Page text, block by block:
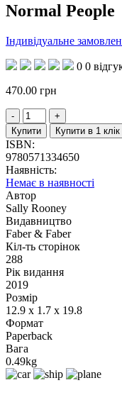
Normal People
Індивідуальне
0 0
470.00 грн
Купити Купити в 1 клік
ISBN:
9780571334650
Наявність:
Немає в наявності
Автор
Sally Rooney
Видавництво
Faber & Faber
Кіл-ть сторінок
288
Рік видання
2019
Розмір
12.9 x 1.7 x 19.8
Формат
Paperback
Вага
0.49kg